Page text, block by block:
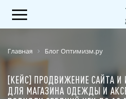
Главная Блог Оптимизм.ру
[КЕЙС] ПРОДВИЖЕНИЕ САЙТА И
ДЛЯ МАГАЗИНА ОДЕЖДЫ И